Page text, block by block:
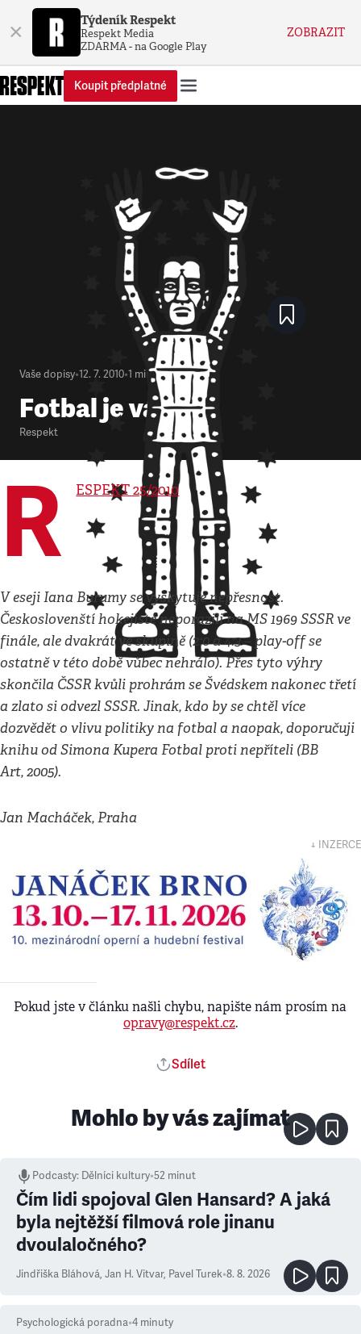
× Týdeník Respekt
Respekt Media
ZDARMA - na Google Play
ZOBRAZIT
Koupit předplatné
Vaše dopisy•12. 7. 2010•1 minuta
Fotbal je válka
Respekt
R ESPEKT 25/2010
V eseji Iana Burumy se vyskytuje nepřesnost.
Českoslovenští hokejisté neporazili na MS 1969 SSSR ve
finále, ale dvakrát ve skupině (2:0 a 4:3 – play-off se
ostatně v této době vůbec nehrálo). Přes tyto výhry
skončila ČSSR kvůli prohrám se Švédskem nakonec třetí
a zlato si odvezl SSSR. Jinak, kdo by se chtěl více
dozvědět o vlivu politiky na fotbal a naopak, doporučuji
knihu od Simona Kupera Fotbal proti nepříteli (BB
Art, 2005).
Jan Macháček, Praha
↓ INZERCE
Pokud jste v článku našli chybu, napište nám prosím na
opravy@respekt.cz.
Sdílet
Mohlo by vás zajímat
Podcasty: Dělníci kultury•52 minut
Čím lidi spojoval Glen Hansard? A jaká
byla nejtěžší filmová role jinanu
dvoulaločného?
Jindřiška Bláhová, Jan H. Vitvar, Pavel Turek•8. 8. 2026
Psychologická poradna•4 minuty